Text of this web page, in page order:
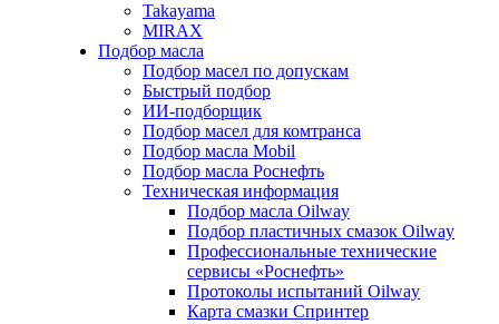
Takayama
MIRAX
Подбор масла
Подбор масел по допускам
Быстрый подбор
ИИ-подборщик
Подбор масел для комтранса
Подбор масла Mobil
Подбор масла Роснефть
Техническая информация
Подбор масла Oilway
Подбор пластичных смазок Oilway
Профессиональные технические
сервисы «Роснефть»
Протоколы испытаний Oilway
Карта смазки Спринтер